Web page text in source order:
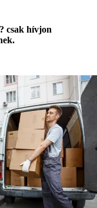
csak hívjon